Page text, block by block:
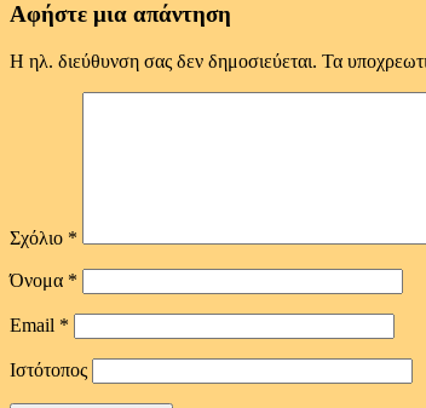
Αφήστε μια απάντηση
Η ηλ. διεύθυνση σας δεν δημοσιεύεται. Τα
Σχόλιο *
Όνομα *
Email *
Ιστότοπος